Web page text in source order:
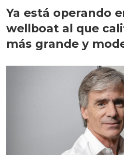
Ya está operando
wellboat al que
más grande y